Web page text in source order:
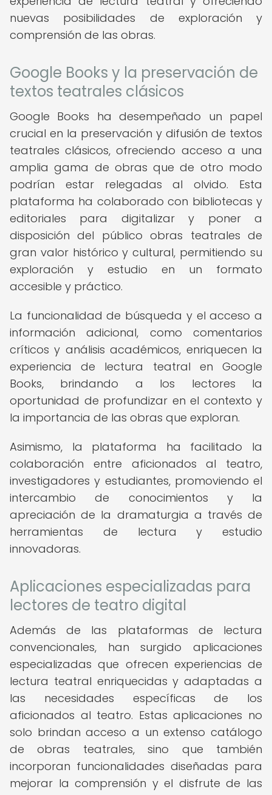
nuevas posibilidades de exploración y
comprensión de las obras.
Google Books y la preservación de
textos teatrales clásicos
Google Books ha desempeñado un papel
crucial en la preservación y difusión de textos
teatrales clásicos, ofreciendo acceso a una
amplia gama de obras que de otro modo
podrían estar relegadas al olvido. Esta
plataforma ha colaborado con bibliotecas y
editoriales para digitalizar y poner a
disposición del público obras teatrales de
gran valor histórico y cultural, permitiendo su
exploración y estudio en un formato
accesible y práctico.
La funcionalidad de búsqueda y el acceso a
información adicional, como comentarios
críticos y análisis académicos, enriquecen la
experiencia de lectura teatral en Google
Books, brindando a los lectores la
oportunidad de profundizar en el contexto y
la importancia de las obras que exploran.
Asimismo, la plataforma ha facilitado la
colaboración entre aficionados al teatro,
investigadores y estudiantes, promoviendo el
intercambio de conocimientos y la
apreciación de la dramaturgia a través de
herramientas de lectura y estudio
innovadoras.
Aplicaciones especializadas para
lectores de teatro digital
Además de las plataformas de lectura
convencionales, han surgido aplicaciones
especializadas que ofrecen experiencias de
lectura teatral enriquecidas y adaptadas a
las necesidades específicas de los
aficionados al teatro. Estas aplicaciones no
solo brindan acceso a un extenso catálogo
de obras teatrales, sino que también
incorporan funcionalidades diseñadas para
mejorar la comprensión y el disfrute de las